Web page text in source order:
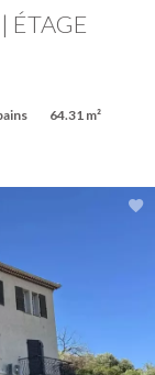
ÉTAGE
64.31 m²